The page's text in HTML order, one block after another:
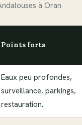
à Oran
Points forts
Eaux peu profondes,
surveillance, parkings,
restauration.